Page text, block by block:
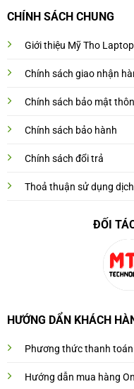
CHÍNH SÁCH CHUNG
Giới thiệu Mỹ Tho Laptop
Chính sách giao nhận
Chính sách bảo mật
Chính sách bảo hành
Chính sách đổi trả
Thoả thuận sử dụng
ĐỐI
HƯỚNG DẨN KHÁCH
Phương thức thanh toán
Hướng dẫn mua hàng